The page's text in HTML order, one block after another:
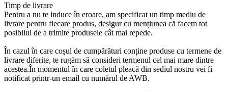
Timp de livrare
Pentru a nu te induce în eroare, am specificat un timp mediu de
livrare pentru fiecare produs, desigur cu mențiunea că facem tot
posibilul de a trimite produsele cât mai repede.
În cazul în care coșul de cumpărături conține produse cu termene de
livrare diferite, te rugăm să consideri termenul cel mai mare dintre
acestea.În momentul în care coletul pleacă din sediul nostru vei fi
notificat printr-un email cu numărul de AWB.